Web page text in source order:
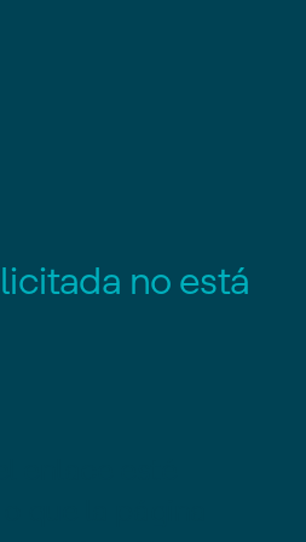
licitada no está